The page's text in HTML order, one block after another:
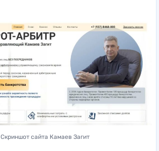
Скриншот сайта Камаев Загит